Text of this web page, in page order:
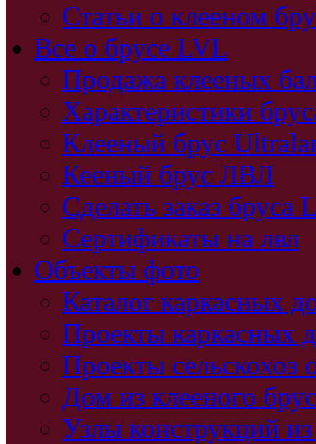
Статьи о клееном
Все о брусе LVL
Продажа клееных
Характеристики
Клееный брус
Кееный брус ЛВЛ
Сделать заказ бруса
Сертификаты на лвл
Объекты фото
Каталог каркасных
Проекты каркасных
Проекты сельскохоз
Дом из клееного
Узлы конструкций